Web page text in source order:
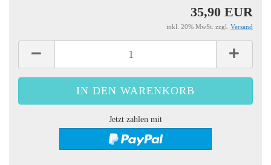
35,90 EUR
inkl. 20% MwSt. zzgl. Versand
Jetzt zahlen mit